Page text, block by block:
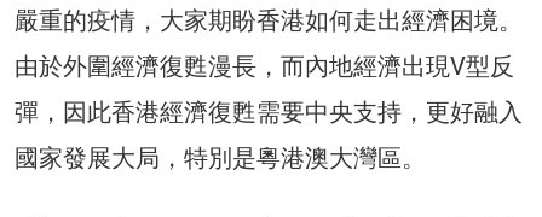
嚴重的疫情，大家期盼香港如何走出經濟困境。
由於外圍經濟復甦漫長，而內地經濟出現V型反
彈，因此香港經濟復甦需要中央支持，更好融入
國家發展大局，特別是粵港澳大灣區。